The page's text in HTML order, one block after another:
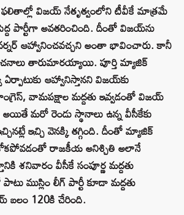
విజయ్ నేతృత్వంలోని టీవీకే మాత్రమే
పార్టీగా అవతరించింది. దీంతో విజయ్‌ను
ఆహ్వానించవచ్చని అంతా భావించారు. కానీ
తారుమారయ్యాయి. పూర్తి మ్యాజిక్
ఏర్పాటుకు ఆహ్వానిస్తానని విజయ్‌కు
వామపక్షాల మద్దతు ఇవ్వడంతో విజయ్
మరో రెండు స్థానాలు ఉన్న వీసీకేకు
ఇచ్చి వెనక్కి తగ్గింది. దీంతో మ్యాజిక్
రాజకీయ అనిశ్చితి అలానే
శనివారం వీసీకే సంపూర్ణ మద్దతు
ముస్లిం లీగ్ పార్టీ కూడా మద్దతు
120కి చేరింది.